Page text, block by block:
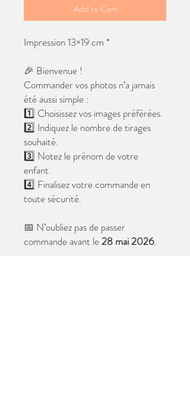
Add to Cart
Impression 13×19 cm *
🎉 Bienvenue !
Commander vos photos n’a jamais
été aussi simple :
1️⃣ Choisissez vos images préférées.
2️⃣ Indiquez le nombre de tirages
souhaité.
3️⃣ Notez le prénom de votre
enfant.
4️⃣ Finalisez votre commande en
toute sécurité.
📅 N’oubliez pas de passer
commande avant le28 mai 2026.